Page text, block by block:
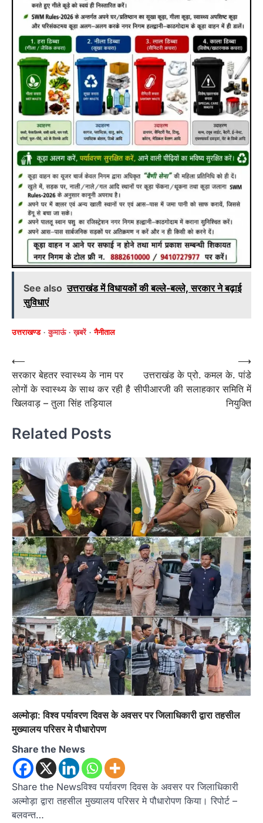
See also उत्तराखंड में विधायकों की बल्ले-बल्ले, सरकार ने बढ़ाई
सुविधाएं
उत्तराखण्ड कुमाऊं ख़बरें नैनीताल
Post
navigation
⟵
सरकार बेहतर स्वास्थ्य के नाम पर
लोगों के स्वास्थ्य के साथ कर रही है
खिलवाड़ – तुला सिंह तड़ियाल
उत्तराखंड के प्रो. कमल के. पांडे
सीपीआरजी की सलाहकार समिति में
नियुक्ति
⟶
Related Posts
अल्मोड़ा: विश्व पर्यावरण दिवस के अवसर पर जिलाधिकारी द्वारा तहसील
मुख्यालय परिसर मे पौधारोपण
Share the News
Share the Newsविश्व पर्यावरण दिवस के अवसर पर जिलाधिकारी
अल्मोड़ा द्वारा तहसील मुख्यालय परिसर मे पौधारोपण किया। रिपोर्ट –
बलवन्त…